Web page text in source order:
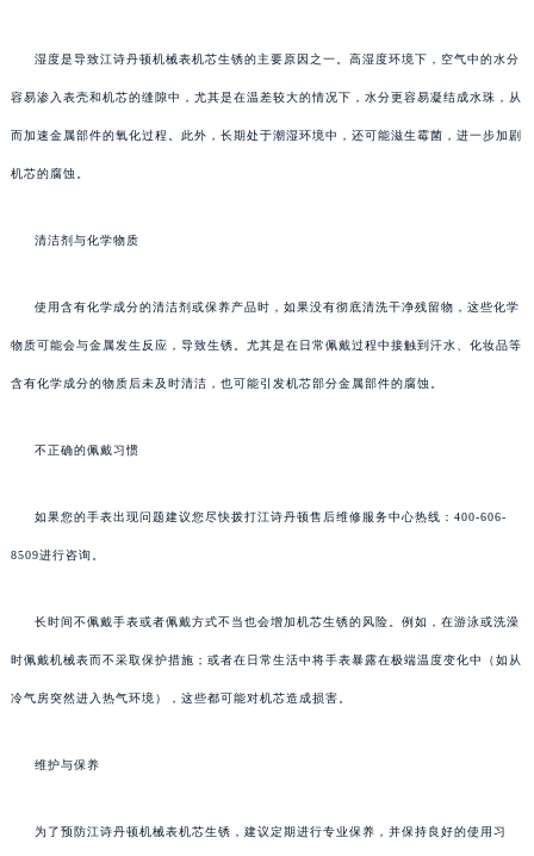
湿度是导致江诗丹顿机械表机芯生锈的主要原因之一。高湿度环境下，空气中的水分
容易渗入表壳和机芯的缝隙中，尤其是在温差较大的情况下，水分更容易凝结成水珠，从
而加速金属部件的氧化过程。此外，长期处于潮湿环境中，还可能滋生霉菌，进一步加剧
机芯的腐蚀。
清洁剂与化学物质
使用含有化学成分的清洁剂或保养产品时，如果没有彻底清洗干净残留物，这些化学
物质可能会与金属发生反应，导致生锈。尤其是在日常佩戴过程中接触到汗水、化妆品等
含有化学成分的物质后未及时清洁，也可能引发机芯部分金属部件的腐蚀。
不正确的佩戴习惯
如果您的手表出现问题建议您尽快拨打江诗丹顿售后维修服务中心热线：400-606-
8509进行咨询。
长时间不佩戴手表或者佩戴方式不当也会增加机芯生锈的风险。例如，在游泳或洗澡
时佩戴机械表而不采取保护措施；或者在日常生活中将手表暴露在极端温度变化中（如从
冷气房突然进入热气环境），这些都可能对机芯造成损害。
维护与保养
为了预防江诗丹顿机械表机芯生锈，建议定期进行专业保养，并保持良好的使用习